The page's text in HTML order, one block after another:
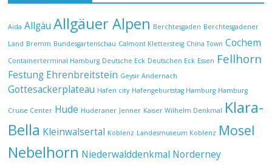
Aida Allgäu Allgäuer Alpen Berchtesgaden Berchtesgadener
Land Bremm Bundesgartenschau Calmont Klettersteig China Town Cochem
Containerterminal Hamburg Deutsche Eck Deutschen Eck Essen Fellhorn
Festung Ehrenbreitstein Geysir Andernach
Gottesackerplateau Hafen city Hafengeburtstag Hamburg Hamburg
Cruise Center Hude Huderaner Jenner Kaiser Wilhelm Denkmal Klara-
Bella Kleinwalsertal Koblenz Landesmuseum Koblenz Mosel
Nebelhorn Niederwalddenkmal Norderney